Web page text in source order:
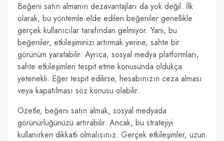
Beğeni satın almanın dezavantajları da yok değil. İlk
olarak, bu yöntemle elde edilen beğeniler genellikle
gerçek kullanıcılar tarafından gelmiyor. Yani, bu
beğeniler, etkileşiminizi artırmak yerine, sahte bir
görünüm yaratabilir. Ayrıca, sosyal medya platformları,
sahte etkileşimleri tespit etme konusunda oldukça
yetenekli. Eğer tespit edilirse, hesabınızın ceza alması
veya kapatılması söz konusu olabilir.
Özetle, beğeni satın almak, sosyal medyada
görünürlüğünüzü artırabilir. Ancak, bu stratejiyi
kullanırken dikkatli olmalısınız. Gerçek etkileşimler, uzun